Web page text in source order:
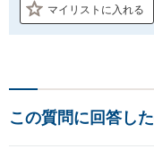
マイリストに入れる
この質問に回答し